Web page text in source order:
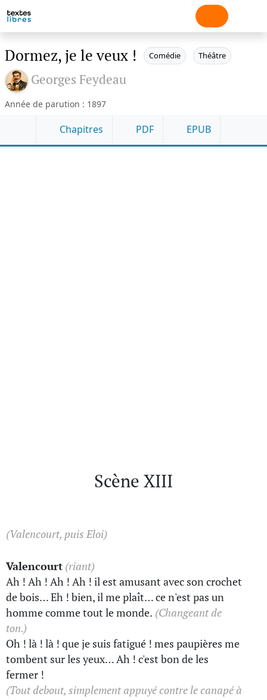
Dormez, je le veux ! Comédie Théâtre
Georges Feydeau
Année de parution : 1897
Chapitres PDF EPUB
Scène XIII
(Valencourt, puis Eloi)
Valencourt (riant)
Ah ! Ah ! Ah ! Ah ! il est amusant avec son crochet
de bois… Eh ! bien, il me plaît… ce n'est pas un
homme comme tout le monde. (Changeant de
ton.)
Oh ! là ! là ! que je suis fatigué ! mes paupières me
tombent sur les yeux… Ah ! c'est bon de les
fermer !
(Tout debout, simplement appuyé contre le canapé à